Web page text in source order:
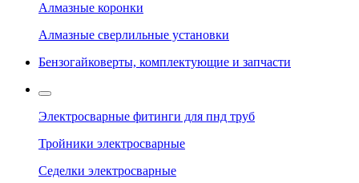
Алмазные коронки
Алмазные сверлильные установки
Бензогайковерты, комплектующие и запчасти
Электросварные фитинги для пнд труб
Тройники электросварные
Седелки электросварные